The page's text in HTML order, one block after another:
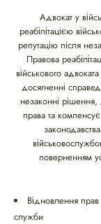
Адвокат у
реабілітацією
репутацію після
Правова
військового
досягненні
незаконні
права та
поверненням
Відновлення прав
служби